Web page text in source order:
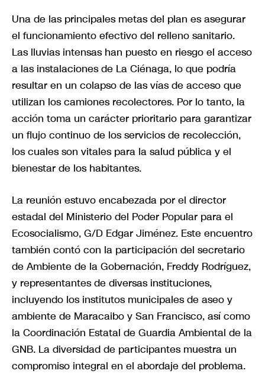
Una de las principales metas del plan es asegurar
el funcionamiento efectivo del relleno sanitario.
Las lluvias intensas han puesto en riesgo el acceso
a las instalaciones de La Ciénaga, lo que podría
resultar en un colapso de las vías de acceso que
utilizan los camiones recolectores. Por lo tanto, la
acción toma un carácter prioritario para garantizar
un flujo continuo de los servicios de recolección,
los cuales son vitales para la salud pública y el
bienestar de los habitantes.
La reunión estuvo encabezada por el director
estadal del Ministerio del Poder Popular para el
Ecosocialismo, G/D Edgar Jiménez. Este encuentro
también contó con la participación del secretario
de Ambiente de la Gobernación, Freddy Rodríguez,
y representantes de diversas instituciones,
incluyendo los institutos municipales de aseo y
ambiente de Maracaibo y San Francisco, así como
la Coordinación Estatal de Guardia Ambiental de la
GNB. La diversidad de participantes muestra un
compromiso integral en el abordaje del problema.